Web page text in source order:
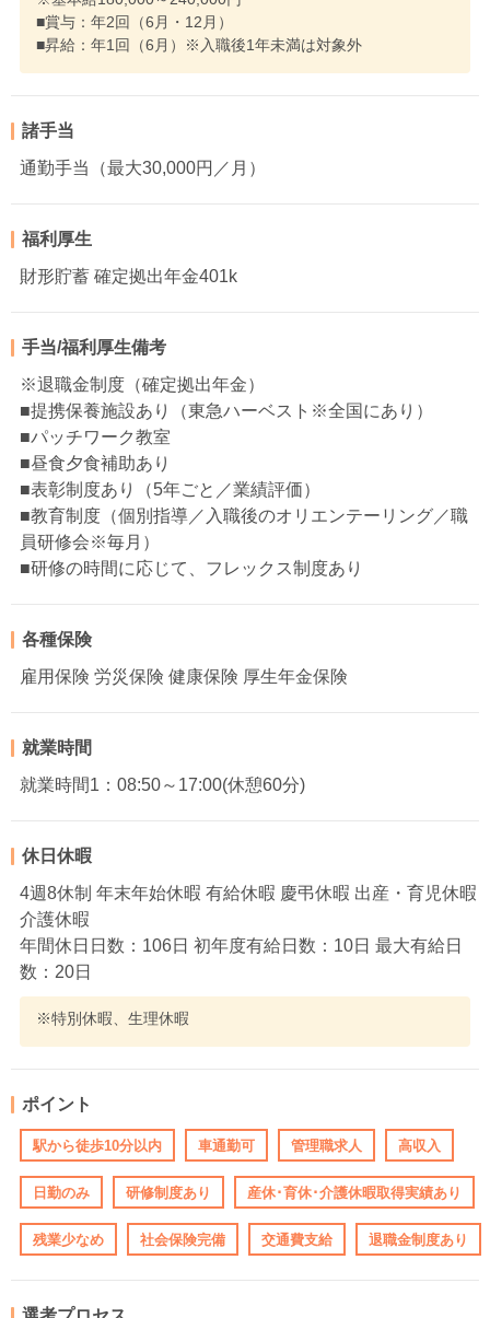
■賞与：年2回（6月・12月）
■昇給：年1回（6月）※入職後1年未満は対象外
諸手当
通勤手当（最大30,000円／月）
福利厚生
財形貯蓄 確定拠出年金401k
手当/福利厚生備考
※退職金制度（確定拠出年金）
■提携保養施設あり（東急ハーベスト※全国にあり）
■パッチワーク教室
■昼食夕食補助あり
■表彰制度あり（5年ごと／業績評価）
■教育制度（個別指導／入職後のオリエンテーリング／職
員研修会※毎月）
■研修の時間に応じて、フレックス制度あり
各種保険
雇用保険 労災保険 健康保険 厚生年金保険
就業時間
就業時間1：08:50～17:00(休憩60分)
休日休暇
4週8休制 年末年始休暇 有給休暇 慶弔休暇 出産・育児休暇
介護休暇
年間休日日数：106日 初年度有給日数：10日 最大有給日
数：20日
※特別休暇、生理休暇
ポイント
駅から徒歩10分以内 車通勤可 管理職求人 高収入
日勤のみ 研修制度あり 産休･育休･介護休暇取得実績あり
残業少なめ 社会保険完備 交通費支給 退職金制度あり